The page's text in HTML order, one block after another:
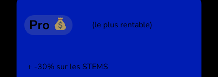
Pro (le plus rentable)
-30% sur les STEMS